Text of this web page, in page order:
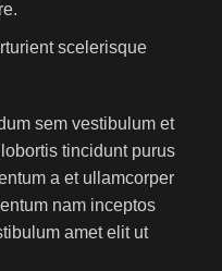
scelerisque
sem vestibulum et
tincidunt purus
a et ullamcorper
nam inceptos
amet elit ut